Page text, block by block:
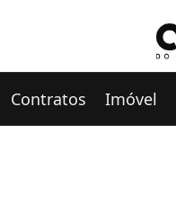
Contratos Imóvel